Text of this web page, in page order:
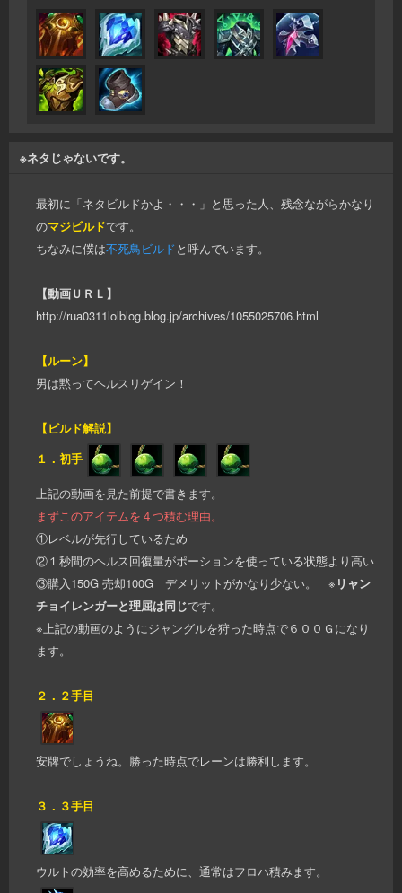
※ネタじゃないです。
最初に「ネタビルドかよ・・・」と思った人、残念ながらかなり
のマジビルドです。
ちなみに僕は不死鳥ビルドと呼んでいます。
【動画ＵＲＬ】
http://rua0311lolblog.blog.jp/archives/1055025706.html
【ルーン】
男は黙ってヘルスリゲイン！
【ビルド解説】
１．初手
上記の動画を見た前提で書きます。
まずこのアイテムを４つ積む理由。
①レベルが先行しているため
②１秒間のヘルス回復量がポーションを使っている状態より高い
③購入150G 売却100G デメリットがかなり少ない。 ※ リャン
チョイレンガーと理屈は同じです。
※上記の動画のようにジャングルを狩った時点で６００Ｇになり
ます。
２．２手目
安牌でしょうね。勝った時点でレーンは勝利します。
３．３手目
ウルトの効率を高めるために、通常はフロハ積みます。